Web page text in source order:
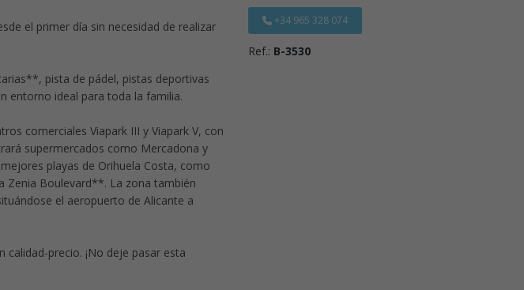
el primer día sin necesidad de realizar
pista de pádel, pistas deportivas
entorno ideal para toda la familia.
comerciales Viapark III y Viapark V, con
supermercados como Mercadona y
playas de Orihuela Costa, como
Zenia Boulevard**. La zona también
el aeropuerto de Alicante a
precio. ¡No deje pasar esta
+34 965 328 074
Ref.: B-3530